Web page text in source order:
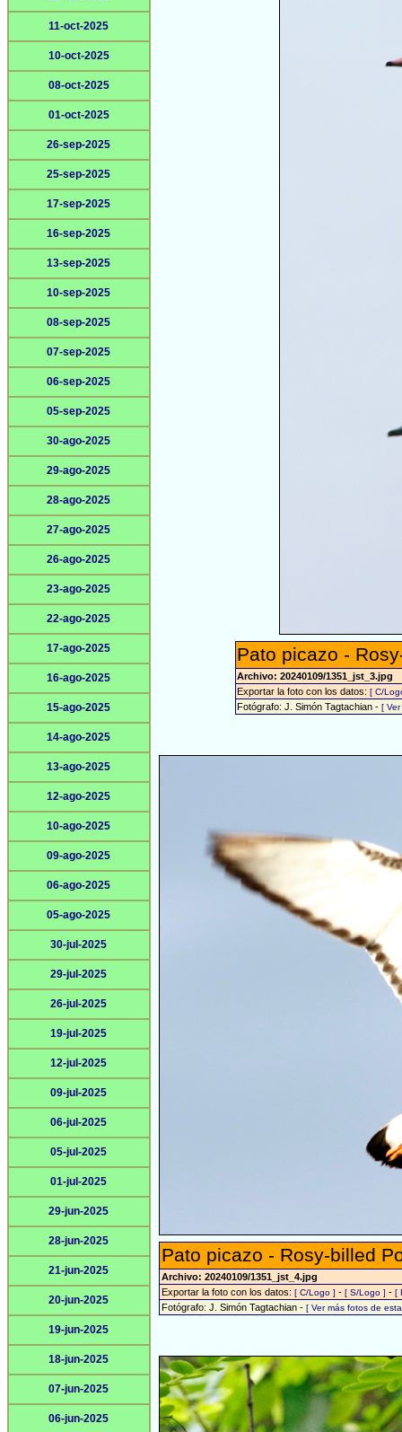
11-oct-2025
10-oct-2025
08-oct-2025
01-oct-2025
26-sep-2025
25-sep-2025
17-sep-2025
16-sep-2025
13-sep-2025
10-sep-2025
08-sep-2025
07-sep-2025
06-sep-2025
05-sep-2025
30-ago-2025
29-ago-2025
28-ago-2025
27-ago-2025
26-ago-2025
23-ago-2025
22-ago-2025
17-ago-2025
16-ago-2025
15-ago-2025
14-ago-2025
13-ago-2025
12-ago-2025
10-ago-2025
09-ago-2025
06-ago-2025
05-ago-2025
30-jul-2025
29-jul-2025
26-jul-2025
19-jul-2025
12-jul-2025
09-jul-2025
06-jul-2025
05-jul-2025
01-jul-2025
29-jun-2025
28-jun-2025
21-jun-2025
20-jun-2025
19-jun-2025
18-jun-2025
07-jun-2025
06-jun-2025
Pato picazo -
Archivo: 20240109/1351_jst_3.jpg
Exportar la foto con los datos:[ C/
Fotógrafo: J. Simón Tagtachian -[
Pato picazo - Rosy-billed
Archivo: 20240109/1351_jst_4.jpg
Exportar la foto con los datos: [ C/Logo ] - [ S/Logo ] - [
Fotógrafo: J. Simón Tagtachian - [ Ver más fotos de